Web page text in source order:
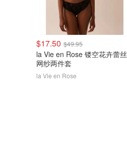
$17.50 $49.95
la Vie en Rose 镂空花卉蕾丝
网纱两件套
la Vie en Rose